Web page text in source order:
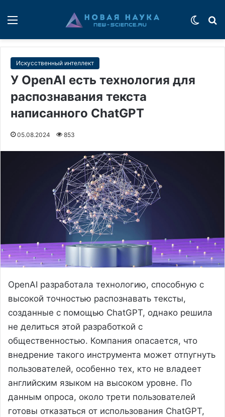
Искусственный интеллект
У OpenAI есть технология для
распознавания текста
написанного ChatGPT
05.08.2024 853
OpenAI разработала технологию, способную с
высокой точностью распознавать тексты,
созданные с помощью ChatGPT, однако решила
не делиться этой разработкой с
общественностью. Компания опасается, что
внедрение такого инструмента может отпугнуть
пользователей, особенно тех, кто не владеет
английским языком на высоком уровне. По
данным опроса, около трети пользователей
готовы отказаться от использования ChatGPT,